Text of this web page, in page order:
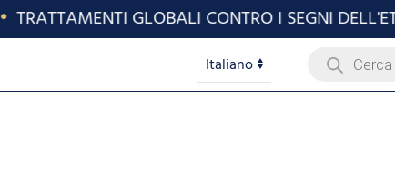
TRATTAMENTI GLOBALI CONTRO I SEGNI DELL'ETA’
Lingue Products
search